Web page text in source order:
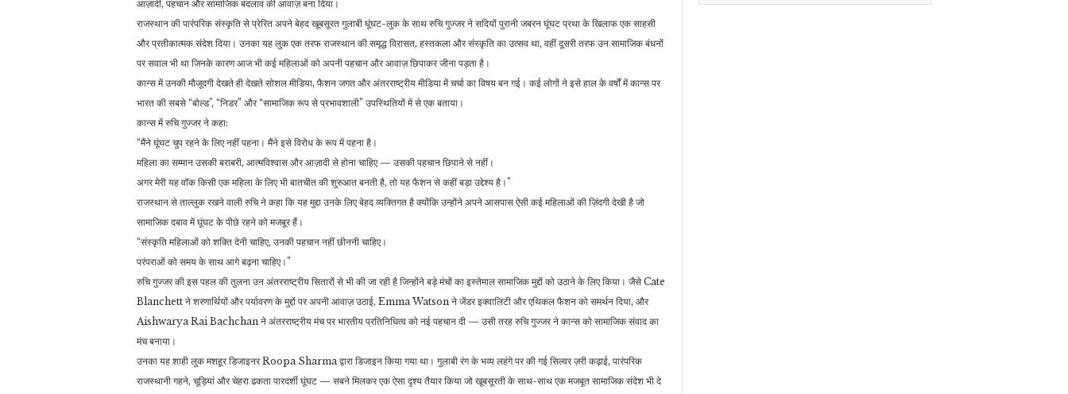
आज़ादी, पहचान और सामाजिक बदलाव की आवाज़ बना दिया।
राजस्थान की पारंपरिक संस्कृति से प्रेरित अपने बेहद खूबसूरत गुलाबी घूंघट-लुक के साथ रुचि गुज्जर ने सदियों पुरानी जबरन घूंघट प्रथा के खिलाफ एक साहसी
और प्रतीकात्मक संदेश दिया। उनका यह लुक एक तरफ राजस्थान की समृद्ध विरासत, हस्तकला और संस्कृति का उत्सव था, वहीं दूसरी तरफ उन सामाजिक बंधनों
पर सवाल भी था जिनके कारण आज भी कई महिलाओं को अपनी पहचान और आवाज़ छिपाकर जीना पड़ता है।
कान्स में उनकी मौजूदगी देखते ही देखते सोशल मीडिया, फैशन जगत और अंतरराष्ट्रीय मीडिया में चर्चा का विषय बन गई। कई लोगों ने इसे हाल के वर्षों में कान्स पर
भारत की सबसे “बोल्ड”, “निडर” और “सामाजिक रूप से प्रभावशाली” उपस्थितियों में से एक बताया।
कान्स में रुचि गुज्जर ने कहा:
“मैंने घूंघट चुप रहने के लिए नहीं पहना। मैंने इसे विरोध के रूप में पहना है।
महिला का सम्मान उसकी बराबरी, आत्मविश्वास और आज़ादी से होना चाहिए — उसकी पहचान छिपाने से नहीं।
अगर मेरी यह वॉक किसी एक महिला के लिए भी बातचीत की शुरुआत बनती है, तो यह फैशन से कहीं बड़ा उद्देश्य है।”
राजस्थान से ताल्लुक रखने वाली रुचि ने कहा कि यह मुद्दा उनके लिए बेहद व्यक्तिगत है क्योंकि उन्होंने अपने आसपास ऐसी कई महिलाओं की ज़िंदगी देखी है जो
सामाजिक दबाव में घूंघट के पीछे रहने को मजबूर हैं।
“संस्कृति महिलाओं को शक्ति देनी चाहिए, उनकी पहचान नहीं छीननी चाहिए।
परंपराओं को समय के साथ आगे बढ़ना चाहिए।”
रुचि गुज्जर की इस पहल की तुलना उन अंतरराष्ट्रीय सितारों से भी की जा रही है जिन्होंने बड़े मंचों का इस्तेमाल सामाजिक मुद्दों को उठाने के लिए किया। जैसे Cate
Blanchett ने शरणार्थियों और पर्यावरण के मुद्दों पर अपनी आवाज़ उठाई, Emma Watson ने जेंडर इक्वालिटी और एथिकल फैशन को समर्थन दिया, और
Aishwarya Rai Bachchan ने अंतरराष्ट्रीय मंच पर भारतीय प्रतिनिधित्व को नई पहचान दी — उसी तरह रुचि गुज्जर ने कान्स को सामाजिक संवाद का
मंच बनाया।
उनका यह शाही लुक मशहूर डिजाइनर Roopa Sharma द्वारा डिजाइन किया गया था। गुलाबी रंग के भव्य लहंगे पर की गई सिल्वर ज़री कढ़ाई, पारंपरिक
राजस्थानी गहने, चूड़ियां और चेहरा ढकता पारदर्शी घूंघट — सबने मिलकर एक ऐसा दृश्य तैयार किया जो खूबसूरती के साथ-साथ एक मजबूत सामाजिक संदेश भी दे